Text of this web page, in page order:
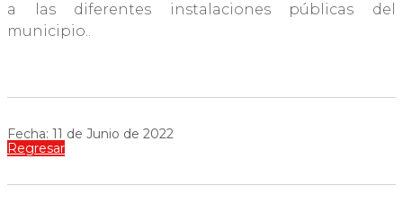
a las diferentes instalaciones públicas del
municipio..
Fecha: 11 de Junio de 2022
Regresar